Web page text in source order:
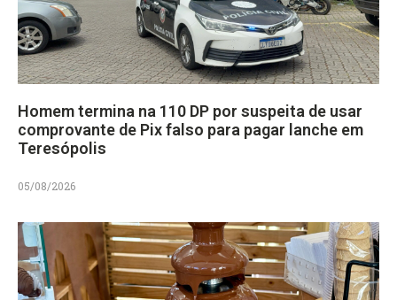
Homem termina na 110 DP por suspeita de usar
comprovante de Pix falso para pagar lanche em
Teresópolis
05/08/2026